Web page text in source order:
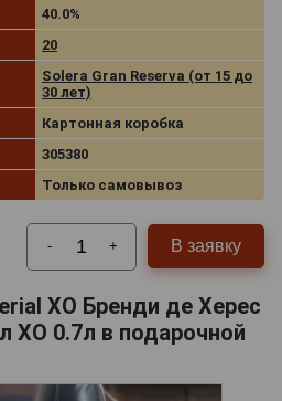
40.0%
20
Solera Gran Reserva (от 15 до
30 лет)
Картонная коробка
305380
Только самовывоз
- + В заявку
XO Бренди де Херес
ХО 0.7л в подарочной